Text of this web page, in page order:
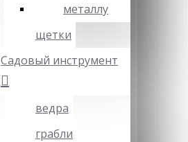
металлу
щетки
Садовый инструмент
ведра
грабли